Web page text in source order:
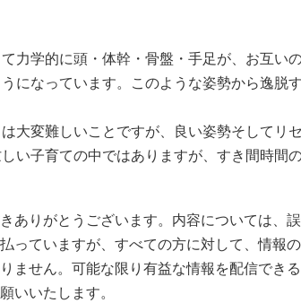
力学的に頭・体幹・骨盤・手足が、お互い
になっています。このような姿勢から逸脱
大変難しいことですが、良い姿勢そしてリ
い子育ての中ではありますが、すき間時間
ありがとうございます。内容については、
っていますが、すべての方に対して、情報
ません。可能な限り有益な情報を配信でき
いいたします。